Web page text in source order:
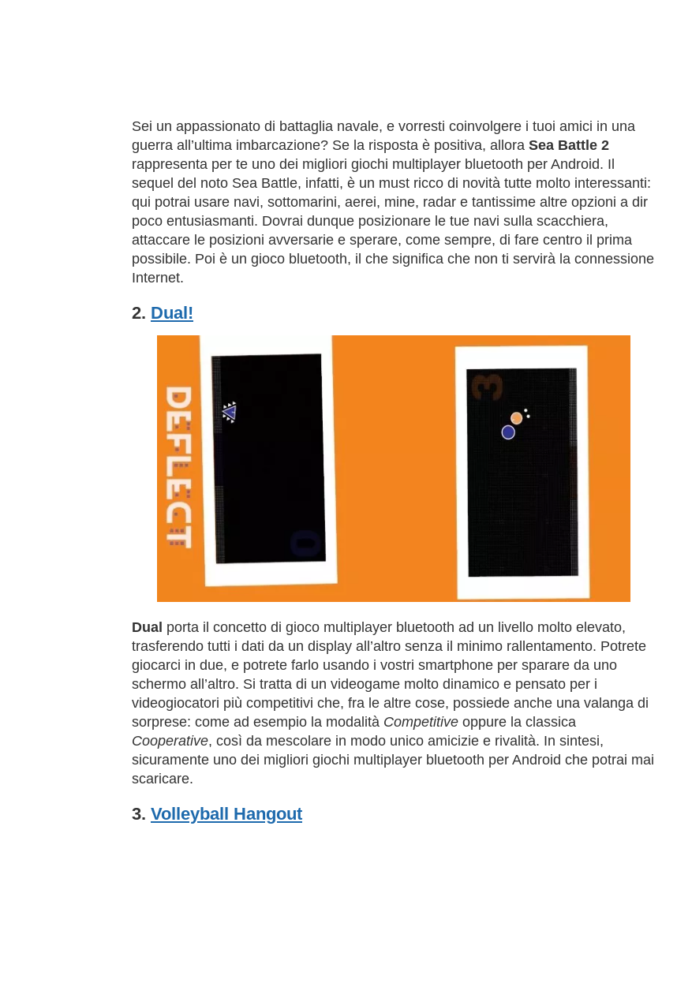
Sei un appassionato di battaglia navale, e vorresti coinvolgere i tuoi amici in una
guerra all’ultima imbarcazione? Se la risposta è positiva, allora Sea Battle 2
rappresenta per te uno dei migliori giochi multiplayer bluetooth per Android. Il
sequel del noto Sea Battle, infatti, è un must ricco di novità tutte molto interessanti:
qui potrai usare navi, sottomarini, aerei, mine, radar e tantissime altre opzioni a dir
poco entusiasmanti. Dovrai dunque posizionare le tue navi sulla scacchiera,
attaccare le posizioni avversarie e sperare, come sempre, di fare centro il prima
possibile. Poi è un gioco bluetooth, il che significa che non ti servirà la connessione
Internet.
2. Dual!
Dual porta il concetto di gioco multiplayer bluetooth ad un livello molto elevato,
trasferendo tutti i dati da un display all’altro senza il minimo rallentamento. Potrete
giocarci in due, e potrete farlo usando i vostri smartphone per sparare da uno
schermo all’altro. Si tratta di un videogame molto dinamico e pensato per i
videogiocatori più competitivi che, fra le altre cose, possiede anche una valanga di
sorprese: come ad esempio la modalità Competitive oppure la classica
Cooperative, così da mescolare in modo unico amicizie e rivalità. In sintesi,
sicuramente uno dei migliori giochi multiplayer bluetooth per Android che potrai mai
scaricare.
3. Volleyball Hangout